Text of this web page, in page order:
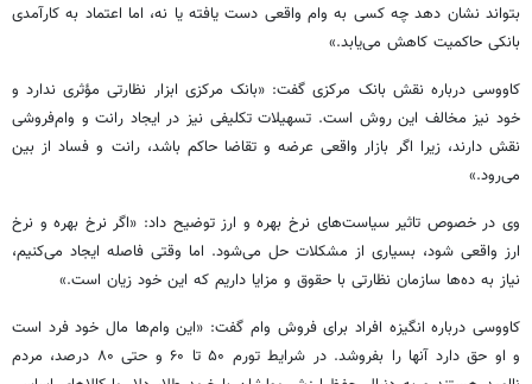
بتواند نشان دهد چه کسی به وام واقعی دست یافته یا نه، اما اعتماد به کارآمدی
بانکی حاکمیت کاهش می‌یابد.»
کاووسی درباره نقش بانک مرکزی گفت: «بانک مرکزی ابزار نظارتی مؤثری ندارد و
خود نیز مخالف این روش است. تسهیلات تکلیفی نیز در ایجاد رانت و وام‌فروشی
نقش دارند، زیرا اگر بازار واقعی عرضه و تقاضا حاکم باشد، رانت و فساد از بین
می‌رود.»
وی در خصوص تاثیر سیاست‌های نرخ بهره و ارز توضیح داد: «اگر نرخ بهره و نرخ
ارز واقعی شود، بسیاری از مشکلات حل می‌شود. اما وقتی فاصله ایجاد می‌کنیم،
نیاز به ده‌ها سازمان نظارتی با حقوق و مزایا داریم که این خود زیان است.»
کاووسی درباره انگیزه افراد برای فروش وام گفت: «این وام‌ها مال خود فرد است
و او حق دارد آنها را بفروشد. در شرایط تورم ۵۰ تا ۶۰ و حتی ۸۰ درصد، مردم